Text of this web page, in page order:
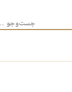
جست‌وجو برای: